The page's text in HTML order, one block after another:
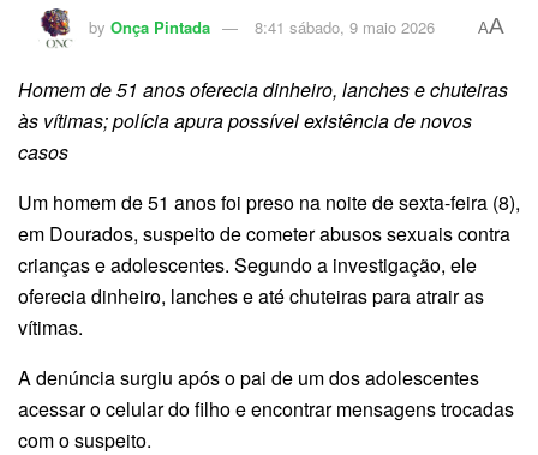
by Onça Pintada 8:41 sábado, 9 maio 2026 AA
Homem de 51 anos oferecia dinheiro, lanches e chuteiras
às vítimas; polícia apura possível existência de novos
casos
Um homem de 51 anos foi preso na noite de sexta-feira (8),
em Dourados, suspeito de cometer abusos sexuais contra
crianças e adolescentes. Segundo a investigação, ele
oferecia dinheiro, lanches e até chuteiras para atrair as
vítimas.
A denúncia surgiu após o pai de um dos adolescentes
acessar o celular do filho e encontrar mensagens trocadas
com o suspeito.